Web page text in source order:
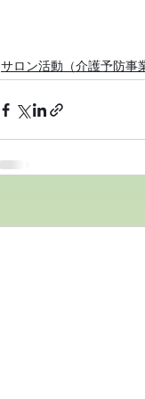
サロン活動（介護予防事